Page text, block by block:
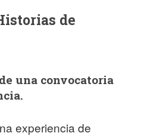
de
una convocatoria
experiencia de